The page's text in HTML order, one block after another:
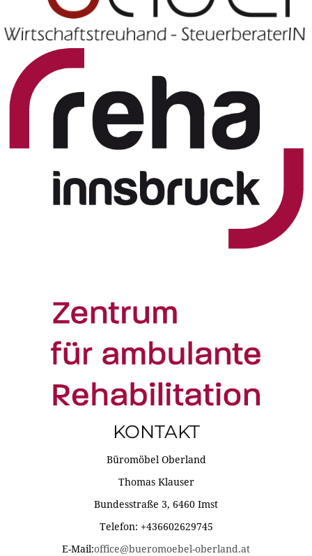
KONTAKT
Büromöbel Oberland
Thomas Klauser
Bundesstraße 3, 6460 Imst
Telefon: +436602629745
E-Mail:office@bueromoebel-oberland.at